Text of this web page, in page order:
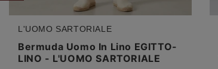
Produttore:
L'UOMO SARTORIALE
Bermuda Uomo In Lino EGITTO-
LINO - L'UOMO SARTORIALE